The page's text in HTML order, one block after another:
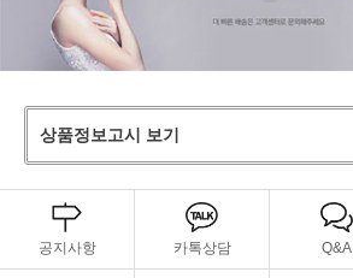
상품정보고시 보기
공지사항 카톡상담 Q&A